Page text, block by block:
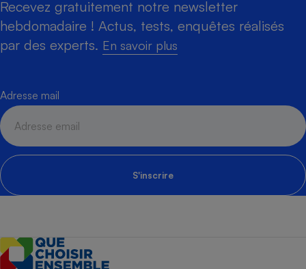
Recevez gratuitement notre newsletter
hebdomadaire ! Actus, tests, enquêtes réalisés
par des experts. En savoir plus
Adresse mail
S'inscrire